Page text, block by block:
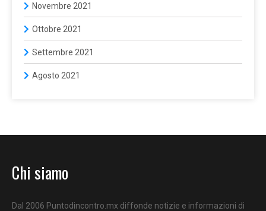
Novembre 2021
Ottobre 2021
Settembre 2021
Agosto 2021
Chi siamo
Dal 2006 Puntodincontro.mx diffonde notizie e informazioni di